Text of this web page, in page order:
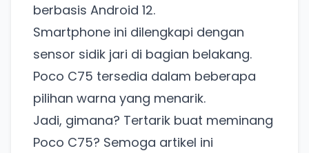
berbasis Android 12.
Smartphone ini dilengkapi dengan
sensor sidik jari di bagian belakang.
Poco C75 tersedia dalam beberapa
pilihan warna yang menarik.
Jadi, gimana? Tertarik buat meminang
Poco C75? Semoga artikel ini
Ada Website Baru!
Khusus untuk kamu yang mau coba
Punya website SMM baru nih! Coba BulkFame
Tanpa daftar ulang, gratis dicoba. Kamu tetap bisa
pakai Zona Sosmed kapan saja.